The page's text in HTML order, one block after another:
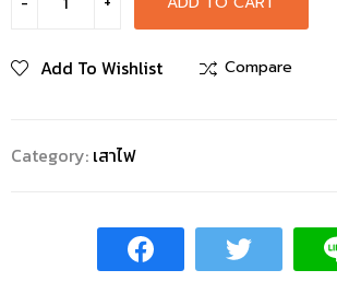
Add To Wishlist Compare
Category: เสาไฟ